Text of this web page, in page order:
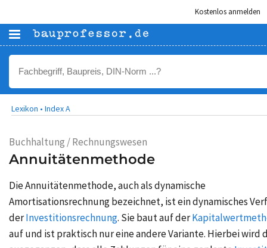
Kostenlos anmelden
Lexikon • Index A
Buchhaltung / Rechnungswesen
Annuitätenmethode
Die Annuitätenmethode, auch als dynamische
Amortisationsrechnung bezeichnet, ist ein dynamisches
derInvestitionsrechnung. Sie baut auf der
auf und ist praktisch nur eine andere Variante. Hierbei wird